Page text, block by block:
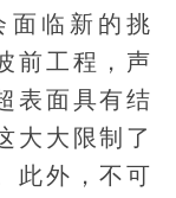
面临新的挑
前工程，声
表面具有结
大大限制了
此外，不可